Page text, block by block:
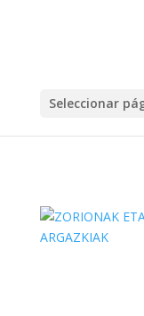
Seleccionar